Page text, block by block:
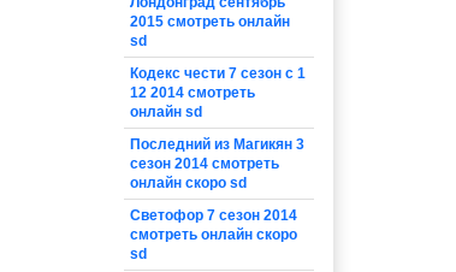
2015 смотреть онлайн
sd
Кодекс чести 7 сезон с 1
12 2014 смотреть
онлайн sd
Последний из Магикян 3
сезон 2014 смотреть
онлайн скоро sd
Светофор 7 сезон 2014
смотреть онлайн скоро
sd